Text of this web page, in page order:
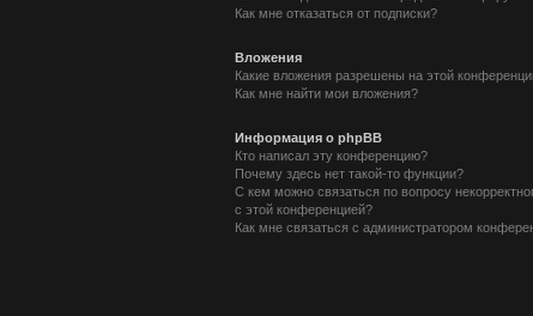
Как мне отказаться от подписки?
Вложения
Какие вложения разрешены на этой
Как мне найти мои вложения?
Информация о phpBB
Кто написал эту конференцию?
Почему здесь нет такой-то функции?
С кем можно связаться по вопросу
с этой конференцией?
Как мне связаться с администратором